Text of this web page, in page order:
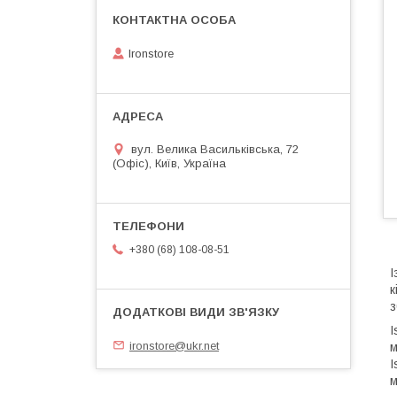
Ironstore
вул. Велика Васильківська, 72
(Офіс), Київ, Україна
+380 (68) 108-08-51
ironstore@ukr.net